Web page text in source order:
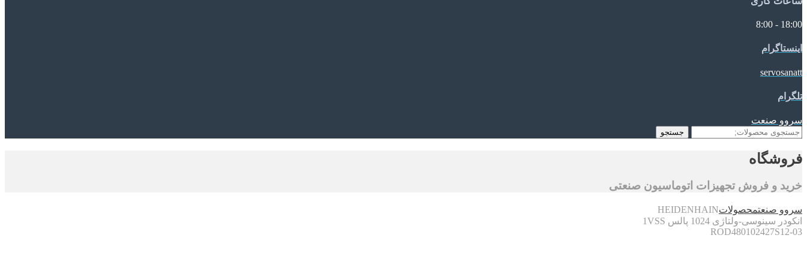
18:00 - 8:00
اینستاگرام
servosanatt
تلگرام
سروو صنعت
جستجو
جستجو
فروشگاه
خرید و فروش تجهیزات اتوماسیون صنعتی
سروو صنعتمحصولاتHEIDENHAIN
انکودر سینوسی-ولتاژی 1024 پالس 1VSS
ROD480102427S12-03